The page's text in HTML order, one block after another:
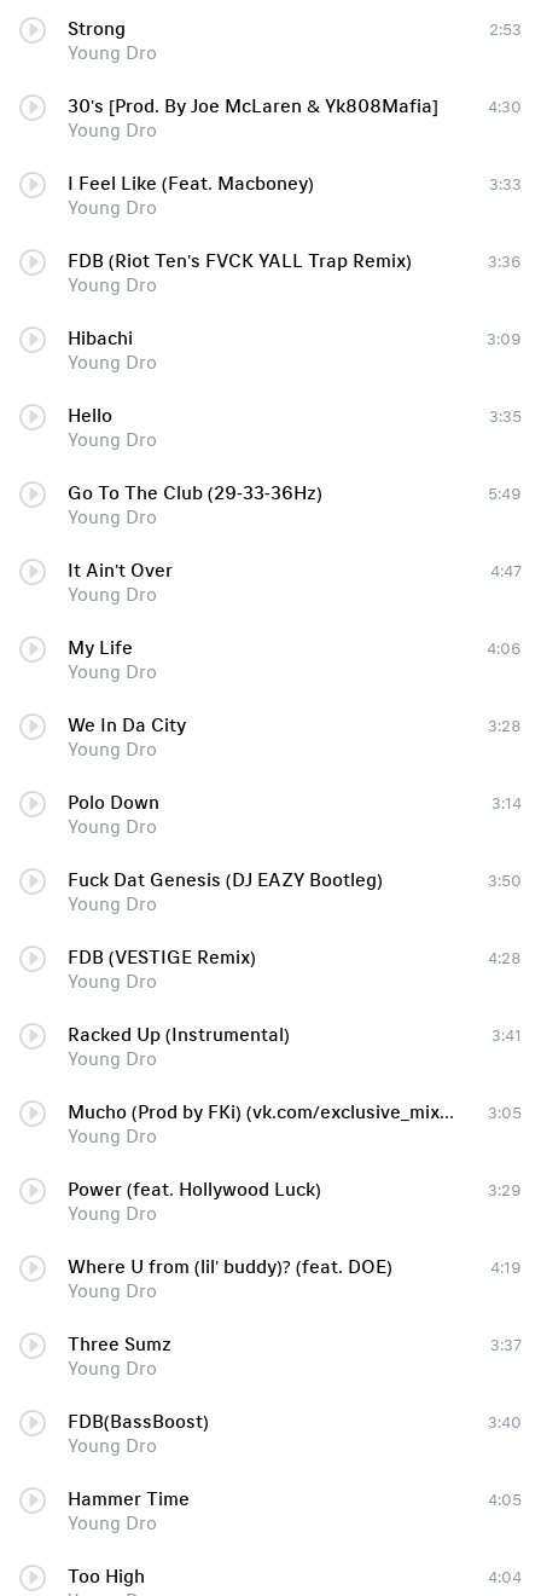
Strong
Young Dro
2:53
30's [Prod. By Joe McLaren & Yk808Mafia]
Young Dro
4:30
I Feel Like (Feat. Macboney)
Young Dro
3:33
FDB (Riot Ten's FVCK YALL Trap Remix)
Young Dro
3:36
Hibachi
Young Dro
3:09
Hello
Young Dro
3:35
Go To The Club (29-33-36Hz)
Young Dro
5:49
It Ain't Over
Young Dro
4:47
My Life
Young Dro
4:06
We In Da City
Young Dro
3:28
Polo Down
Young Dro
3:14
Fuck Dat Genesis (DJ EAZY Bootleg)
Young Dro
3:50
FDB (VESTIGE Remix)
Young Dro
4:28
Racked Up (Instrumental)
Young Dro
3:41
Mucho (Prod by FKi) (vk.com/exclusive_mixtapes)
Young Dro
3:05
Power (feat. Hollywood Luck)
Young Dro
3:29
Where U from (lil' buddy)? (feat. DOE)
Young Dro
4:19
Three Sumz
Young Dro
3:37
FDB(BassBoost)
Young Dro
3:40
Hammer Time
Young Dro
4:05
Too High
4:04